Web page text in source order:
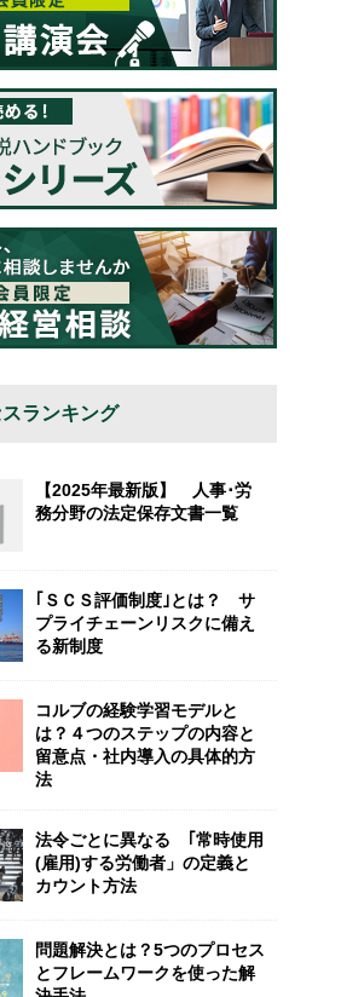
ランキング
【2025年最新版】 人事･労
務分野の法定保存文書一覧
｢ＳＣＳ評価制度｣とは？ サ
プライチェーンリスクに備え
る新制度
コルブの経験学習モデルと
は？４つのステップの内容と
留意点・社内導入の具体的方
法
法令ごとに異なる ｢常時使用
(雇用)する労働者」の定義と
カウント方法
問題解決とは？5つのプロセス
とフレームワークを使った解